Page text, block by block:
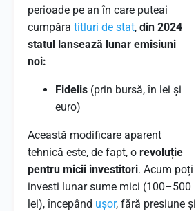
perioade pe an în care puteai
cumpăra titluri de stat, din 2024
statul lansează lunar emisiuni
noi:
Fidelis (prin bursă, în lei și
euro)
Această modificare aparent
tehnică este, de fapt, o revoluție
pentru micii investitori. Acum poți
investi lunar sume mici (100–500
lei), începând ușor, fără presiune și